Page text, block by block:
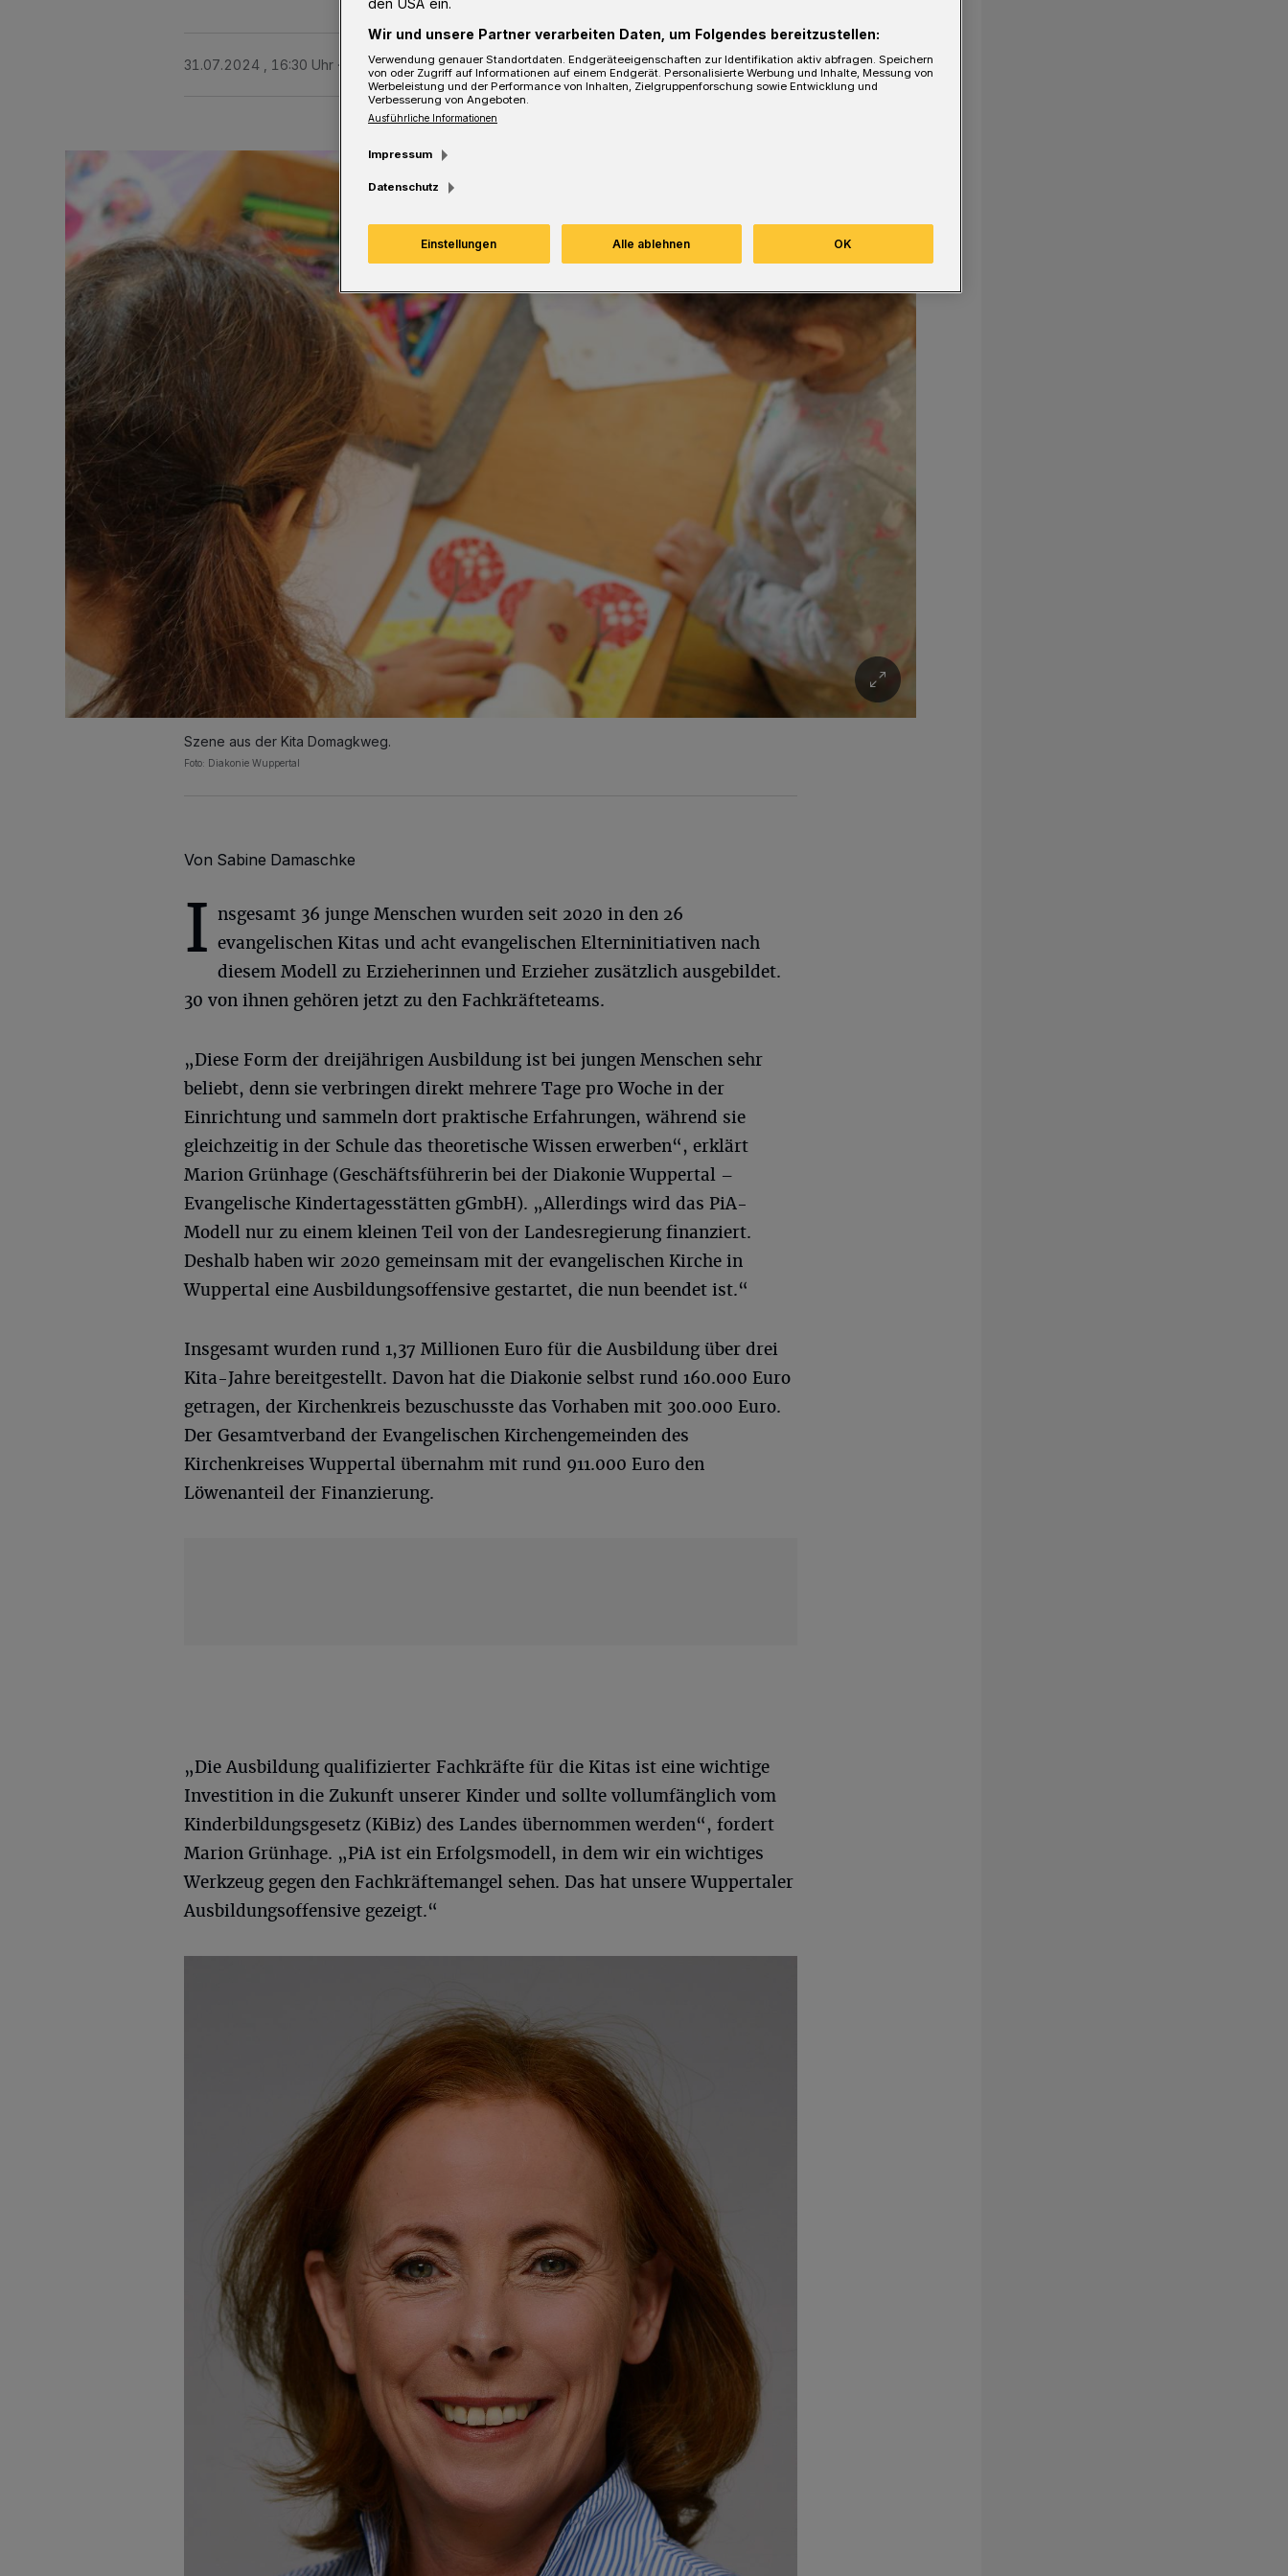
31.07.2024 , 16:30 Uhr 2 Minuten Lesezeit
Szene aus der Kita Domagkweg.
Foto: Diakonie Wuppertal
Von Sabine Damaschke
I nsgesamt 36 junge Menschen wurden seit 2020 in den 26
evangelischen Kitas und acht evangelischen Elterninitiativen nach
diesem Modell zu Erzieherinnen und Erzieher zusätzlich ausgebildet.
30 von ihnen gehören jetzt zu den Fachkräfteteams.
„Diese Form der dreijährigen Ausbildung ist bei jungen Menschen sehr
beliebt, denn sie verbringen direkt mehrere Tage pro Woche in der
Einrichtung und sammeln dort praktische Erfahrungen, während sie
gleichzeitig in der Schule das theoretische Wissen erwerben“, erklärt
Marion Grünhage (Geschäftsführerin bei der Diakonie Wuppertal –
Evangelische Kindertagesstätten gGmbH). „Allerdings wird das PiA-
Modell nur zu einem kleinen Teil von der Landesregierung finanziert.
Deshalb haben wir 2020 gemeinsam mit der evangelischen Kirche in
Wuppertal eine Ausbildungsoffensive gestartet, die nun beendet ist.“
Insgesamt wurden rund 1,37 Millionen Euro für die Ausbildung über drei
Kita-Jahre bereitgestellt. Davon hat die Diakonie selbst rund 160.000 Euro
getragen, der Kirchenkreis bezuschusste das Vorhaben mit 300.000 Euro.
Der Gesamtverband der Evangelischen Kirchengemeinden des
Kirchenkreises Wuppertal übernahm mit rund 911.000 Euro den
Löwenanteil der Finanzierung.
„Die Ausbildung qualifizierter Fachkräfte für die Kitas ist eine wichtige
Investition in die Zukunft unserer Kinder und sollte vollumfänglich vom
Kinderbildungsgesetz (KiBiz) des Landes übernommen werden“, fordert
Marion Grünhage. „PiA ist ein Erfolgsmodell, in dem wir ein wichtiges
Werkzeug gegen den Fachkräftemangel sehen. Das hat unsere Wuppertaler
Ausbildungsoffensive gezeigt.“
den USA ein.
Wir und unsere Partner verarbeiten Daten, um Folgendes bereitzustellen:
Verwendung genauer Standortdaten. Endgeräteeigenschaften zur Identifikation aktiv abfragen. Speichern
von oder Zugriff auf Informationen auf einem Endgerät. Personalisierte Werbung und Inhalte, Messung von
Werbeleistung und der Performance von Inhalten, Zielgruppenforschung sowie Entwicklung und
Verbesserung von Angeboten.
Ausführliche Informationen
Impressum
Datenschutz
Einstellungen Alle ablehnen OK